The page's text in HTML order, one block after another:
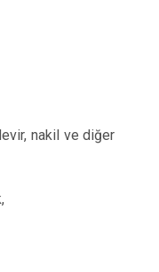
nakil ve diğer